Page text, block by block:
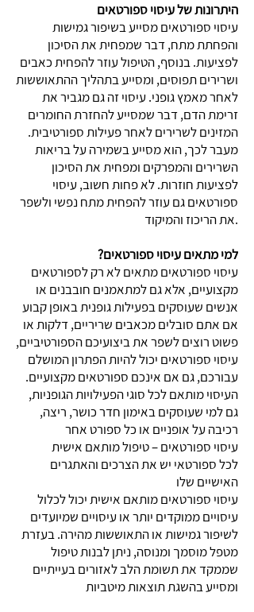
היתרונות של עיסוי ספורטאים
עיסוי ספורטאים מסייע בשיפור גמישות
והפחתת מתח, דבר שמפחית את הסיכון
לפציעות. בנוסף, הטיפול עוזר להפחית כאבים
ושרירים תפוסים, ומסייע בתהליך ההתאוששות
לאחר מאמץ גופני. עיסוי זה גם מגביר את
זרימת הדם, דבר שמסייע להחזרת החומרים
המזינים לשרירים לאחר פעילות ספורטיבית.
מעבר לכך, הוא מסייע בשמירה על בריאות
השרירים והמפרקים ומפחית את הסיכון
לפציעות חוזרות. לא פחות חשוב, עיסוי
ספורטאים גם עוזר להפחית מתח נפשי ולשפר
את הריכוז והמיקוד.
?למי מתאים עיסוי ספורטאים
עיסוי ספורטאים מתאים לא רק לספורטאים
מקצועיים, אלא גם למתאמנים חובבנים או
אנשים שעוסקים בפעילות גופנית באופן קבוע
אם אתם סובלים מכאבים שריריים, דלקות או
פשוט רוצים לשפר את ביצועיכם הספורטיביים,
עיסוי ספורטאים יכול להיות הפתרון המושלם
עבורכם, גם אם אינכם ספורטאים מקצועיים.
העיסוי מותאם לכל סוגי הפעילויות הגופניות,
גם למי שעוסקים באימון חדר כושר, ריצה,
רכיבה על אופניים או כל ספורט אחר
עיסוי ספורטאים – טיפול מותאם אישית
לכל ספורטאי יש את הצרכים והאתגרים
האישיים שלו
עיסוי ספורטאים מותאם אישית יכול לכלול
עיסויים ממוקדים יותר או עיסויים שמיועדים
לשיפור גמישות או התאוששות מהירה. בעזרת
מטפל מוסמך ומנוסה, ניתן לבנות טיפול
שממקד את תשומת הלב לאזורים בעייתיים
ומסייע בהשגת תוצאות מיטביות